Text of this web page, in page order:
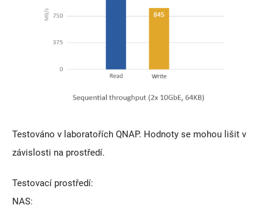
Testováno v laboratořích QNAP. Hodnoty se mohou lišit v
závislosti na prostředí.
Testovací prostředí:
NAS: